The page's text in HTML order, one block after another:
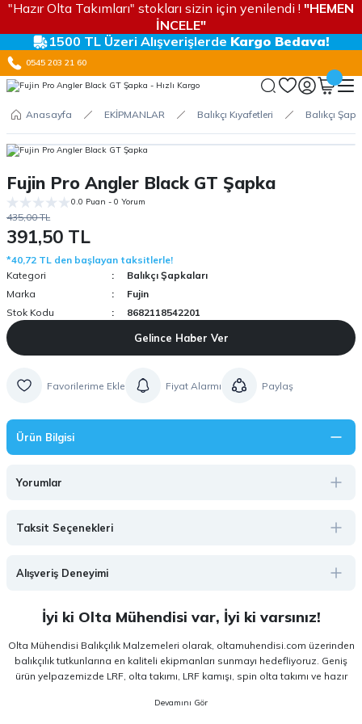
"Hazır Olta Takımları" stokları sizin için yenilendi ! "HEMEN
İNCELE"
1500 TL Üzeri Alışverişlerde Kargo Bedava!
0545 203 21 60
Anasayfa EKİPMANLAR Balıkçı Kıyafetleri Balıkçı
Fujin Pro Angler Black GT Şapka
0.0 Puan - 0 Yorum
435,00 TL
391,50 TL
*40,72 TL den başlayan taksitlerle!
Kategori
Balıkçı Şapkaları
Marka
Fujin
Stok Kodu
8682118542201
Gelince Haber Ver
Fiyat Alarmı Paylaş
Ürün Bilgisi
Yorumlar
Taksit Seçenekleri
Alışveriş Deneyimi
İyi ki Olta Mühendisi var, İyi ki varsınız!
Olta Mühendisi Balıkçılık Malzemeleri olarak, oltamuhendisi.com üzerinden
balıkçılık tutkunlarına en kaliteli ekipmanları sunmayı hedefliyoruz. Geniş
ürün yelpazemizde LRF, olta takımı, LRF kamışı, spin olta takımı ve hazır
kullanıcıların ihtiyaçlarına hitap eden çözümler yer almaktadır. Deneyim